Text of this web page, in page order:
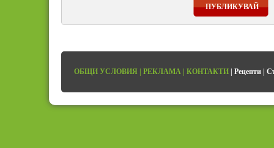
ПУБЛИКУВАЙ
ОБЩИ УСЛОВИЯ | РЕКЛАМА | КОНТАКТИ | Рецепти |